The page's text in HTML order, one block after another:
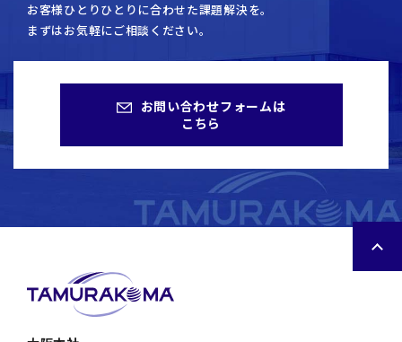
お客様ひとりひとりに合わせた課題解決を。
まずはお気軽にご相談ください。
お問い合わせフォームは
こちら